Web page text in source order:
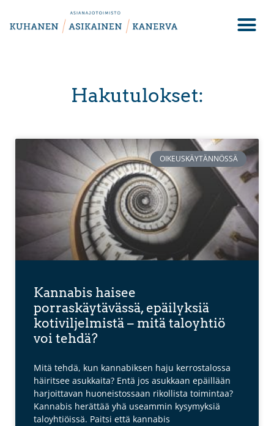
Hakutulokset:
OIKEUSKÄYTÄNNÖSSÄ
Kannabis haisee
porraskäytävässä, epäilyksiä
kotiviljelmistä – mitä taloyhtiö
voi tehdä?
Mitä tehdä, kun kannabiksen haju kerrostalossa
häiritsee asukkaita? Entä jos asukkaan epäillään
harjoittavan huoneistossaan rikollista toimintaa?
Kannabis herättää yhä useammin kysymyksiä
taloyhtiöissä. Paitsi että kannabis